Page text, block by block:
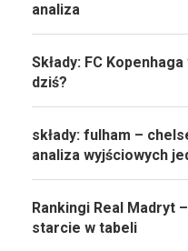
analiza
Składy: FC
dziś?
składy: fulham –
analiza wyjściowych
Rankingi Real Madryt
starcie w tabeli